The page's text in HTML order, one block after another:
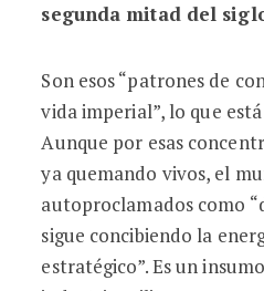
segunda mitad del
Son esos “patrones de
vida imperial”, lo que
Aunque por esas
ya quemando vivos, el
autoproclamados como
sigue concibiendo la
estratégico”. Es un